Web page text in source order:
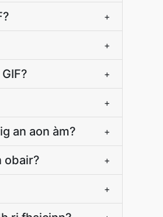
+
+
+
+
an aon àm? +
obair? +
+